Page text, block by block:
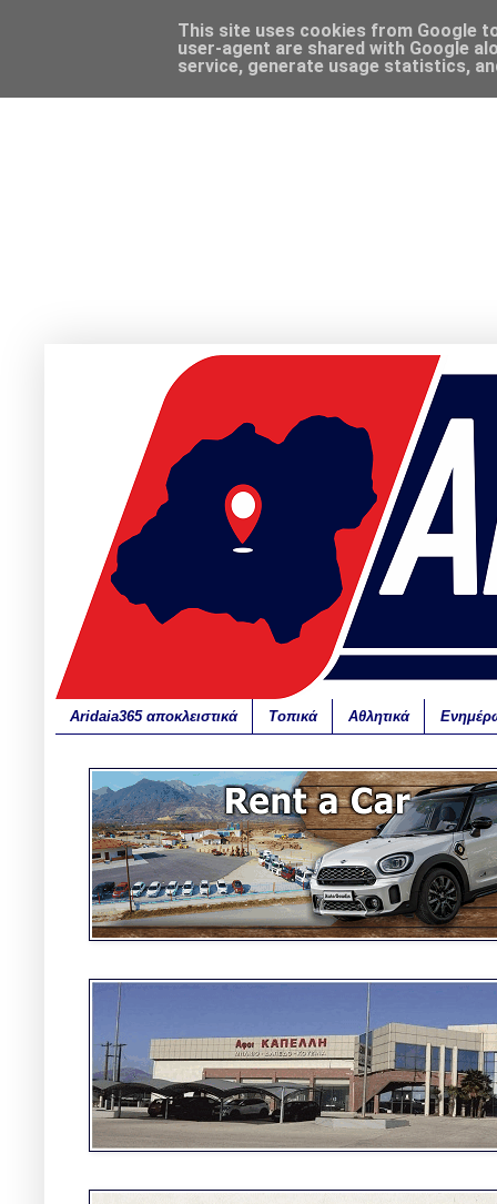
Aridaia365 αποκλειστικά Τοπικά Αθλητικά
This site uses cookies from Google
user-agent are shared with Google
service, generate usage statistics,